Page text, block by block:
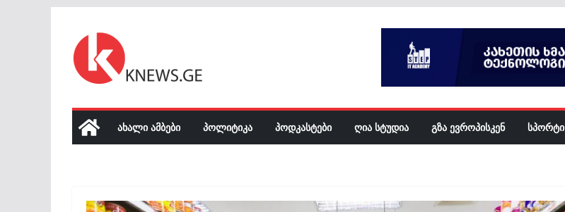
content
ᲐᲮᲐᲚᲘ ᲐᲛᲑᲔᲑᲘ ᲞᲝᲚᲘᲢᲘᲙᲐ ᲞᲝᲓᲙᲐᲡᲢᲔᲑᲘ ᲦᲘᲐ ᲡᲢᲣᲓᲘᲐ ᲒᲖᲐ ᲔᲕᲠᲝᲞᲘᲡᲙᲔᲜ ᲡᲞᲝᲠᲢᲘ